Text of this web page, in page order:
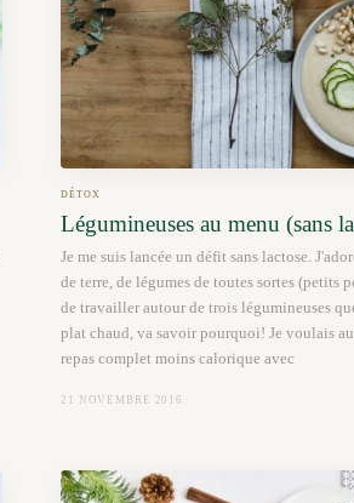
DÉTOX
Légumineuses au menu (sans
Je me suis lancée un défit sans lactose.
de terre, de légumes de toutes sortes (petits
de travailler autour de trois légumineuses
plat chaud, va savoir pourquoi! Je voulais
repas complet moins calorique avec
21 NOVEMBRE 2016